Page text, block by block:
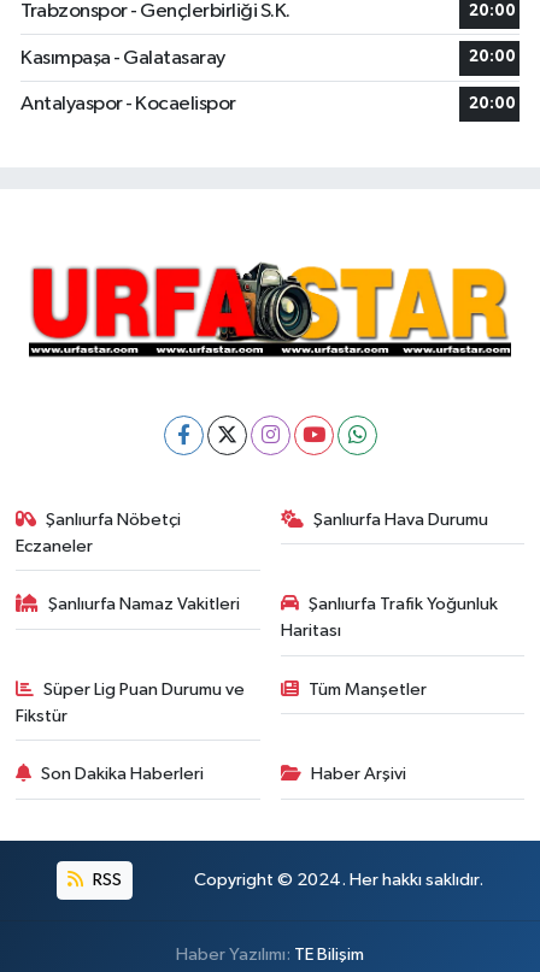
Trabzonspor - Gençlerbirliği S.K. 20:00
Kasımpaşa - Galatasaray 20:00
Antalyaspor - Kocaelispor 20:00
Şanlıurfa Nöbetçi
Eczaneler
Şanlıurfa Hava Durumu
Şanlıurfa Namaz Vakitleri
Şanlıurfa Trafik Yoğunluk
Haritası
Süper Lig Puan Durumu ve
Fikstür
Tüm Manşetler
Son Dakika Haberleri Haber Arşivi
RSS Copyright © 2024. Her hakkı saklıdır.
Haber Yazılımı: TE Bilişim